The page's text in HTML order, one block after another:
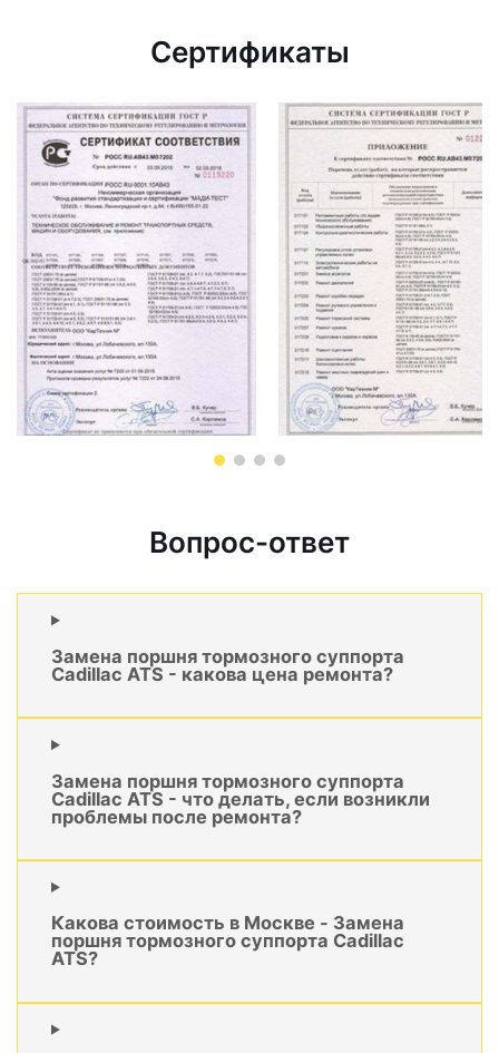
Сертификаты
Вопрос-ответ
Замена поршня тормозного суппорта
Cadillac ATS - какова цена ремонта?
Замена поршня тормозного суппорта
Cadillac ATS - что делать, если возникли
проблемы после ремонта?
Какова стоимость в Москве - Замена
поршня тормозного суппорта Cadillac
ATS?